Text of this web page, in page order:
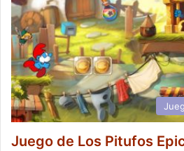
Juego de Los Pitufos